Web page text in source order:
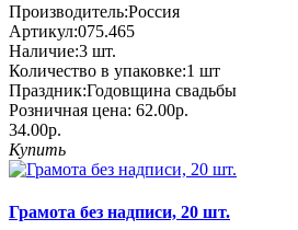
Производитель:Россия
Артикул:075.465
Наличие:3 шт.
Количество в упаковке:1 шт
Праздник:Годовщина свадьбы
Розничная цена: 62.00р.
34.00р.
Купить
Грамота без надписи, 20 шт.